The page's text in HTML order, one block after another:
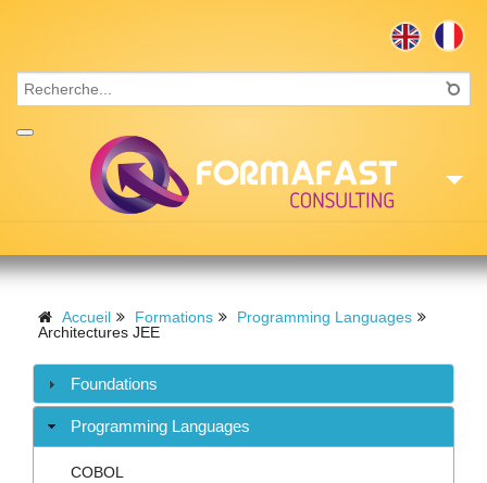
Missions
Accueil Formations
Programming Languages
Architectures JEE
Foundations
Programming Languages
COBOL